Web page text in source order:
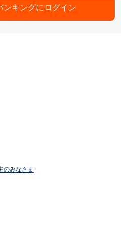
ンキングにログイン
のみなさま